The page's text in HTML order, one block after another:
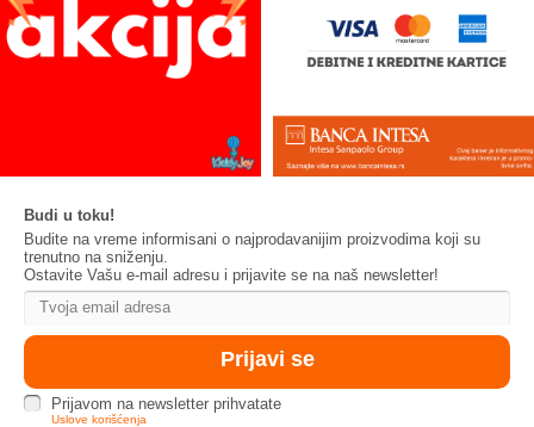
Budi u toku!
Budite na vreme informisani o najprodavanijim proizvodima koji su
trenutno na sniženju.
Ostavite Vašu e-mail adresu i prijavite se na naš newsletter!
Prijavom na newsletter prihvatate
Uslove korišćenja